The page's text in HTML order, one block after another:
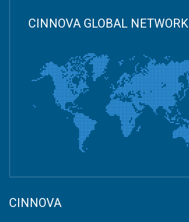
CINNOVA GLOBAL NETWORK
CINNOVA